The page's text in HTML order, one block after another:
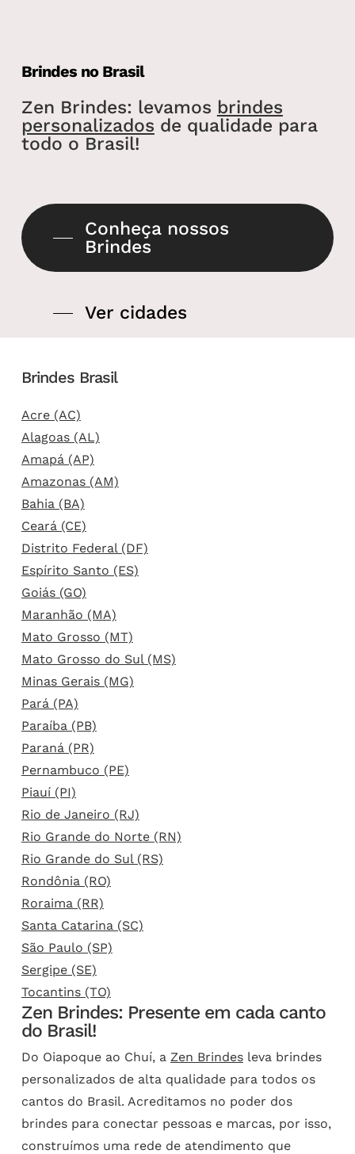
Brindes no Brasil
Zen Brindes: levamos brindes
personalizados de qualidade para
todo o Brasil!
Conheça nossos
Brindes
Ver cidades
Brindes Brasil
Acre (AC)
Alagoas (AL)
Amapá (AP)
Amazonas (AM)
Bahia (BA)
Ceará (CE)
Distrito Federal (DF)
Espírito Santo (ES)
Goiás (GO)
Maranhão (MA)
Mato Grosso (MT)
Mato Grosso do Sul (MS)
Minas Gerais (MG)
Pará (PA)
Paraíba (PB)
Paraná (PR)
Pernambuco (PE)
Piauí (PI)
Rio de Janeiro (RJ)
Rio Grande do Norte (RN)
Rio Grande do Sul (RS)
Rondônia (RO)
Roraima (RR)
Santa Catarina (SC)
São Paulo (SP)
Sergipe (SE)
Tocantins (TO)
Zen Brindes: Presente em cada canto
do Brasil!
Do Oiapoque ao Chuí, a Zen Brindesleva brindes
personalizados de alta qualidade para todos os
cantos do Brasil. Acreditamos no poder dos
brindes para conectar pessoas e marcas, por isso,
construímos uma rede de atendimento que